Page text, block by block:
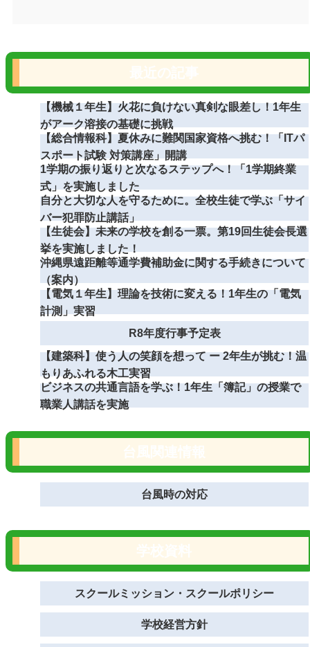
【機械１年生】火花に負けない真剣な眼差し！1年生
がアーク溶接の基礎に挑戦
【総合情報科】夏休みに難関国家資格へ挑む！「ITパ
スポート試験 対策講座」開講
1学期の振り返りと次なるステップへ！「1学期終業
式」を実施しました
自分と大切な人を守るために。全校生徒で学ぶ「サイ
バー犯罪防止講話」
【生徒会】未来の学校を創る一票。第19回生徒会長選
挙を実施しました！
沖縄県遠距離等通学費補助金に関する手続きについて
（案内）
【電気１年生】理論を技術に変える！1年生の「電気
計測」実習
R8年度行事予定表
【建築科】使う人の笑顔を想って ー 2年生が挑む！温
もりあふれる木工実習
ビジネスの共通言語を学ぶ！1年生「簿記」の授業で
職業人講話を実施
台風時の対応
スクールミッション・スクールポリシー
学校経営方針